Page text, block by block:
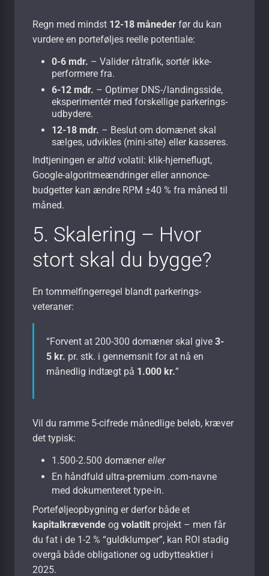
Regn med mindst 12-18 måneder før du kan
vurdere en porteføljes reelle potentiale:
0-6 mdr. – Valider råtrafik, sortér ikke-
performere fra.
6-12 mdr. – Optimer DNS-/landingsside,
eksperimentér med forskellige parkerings­
udbydere.
12-18 mdr. – Beslut om domænet skal
sælges, udvikles (mini-site) eller kasseres.
Indtjeningen eraltid volatil: klik-hjerneflugt,
Google-algoritmeændringer eller annonce­
budgetter kan ændre RPM ±40 % fra måned til
måned.
5. Skalering – Hvor
stort skal du bygge?
En tommelfingerregel blandt parkerings-
veteraner:
“Forvent at 200-300 domæner skal give 3-
5 kr. pr. stk. i gennemsnit for at nå en
månedlig indtægt på 1.000 kr.”
Vil du ramme 5-cifrede månedlige beløb, kræver
det typisk:
1.500-2.500 domænereller
En håndfuld ultra-premium .com-navne
med dokumenteret type-in.
Porteføljeopbygning er derfor både et
kapitalkrævende og volatilt projekt – men får
du fat i de 1-2 % “guldklumper”, kan ROI stadig
overgå både obligationer og udbytteaktier i
2025.